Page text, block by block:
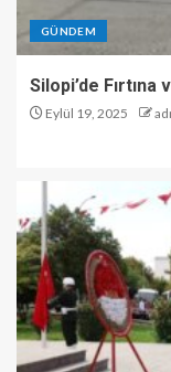
GÜNDEM
Silopi’de Fırtına
Eylül 19, 2025